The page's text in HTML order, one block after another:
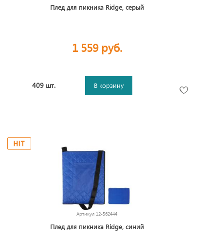
Плед для пикника Ridge, серый
1 559 руб.
409 шт. В корзину
Артикул 12-562444
Плед для пикника Ridge, синий